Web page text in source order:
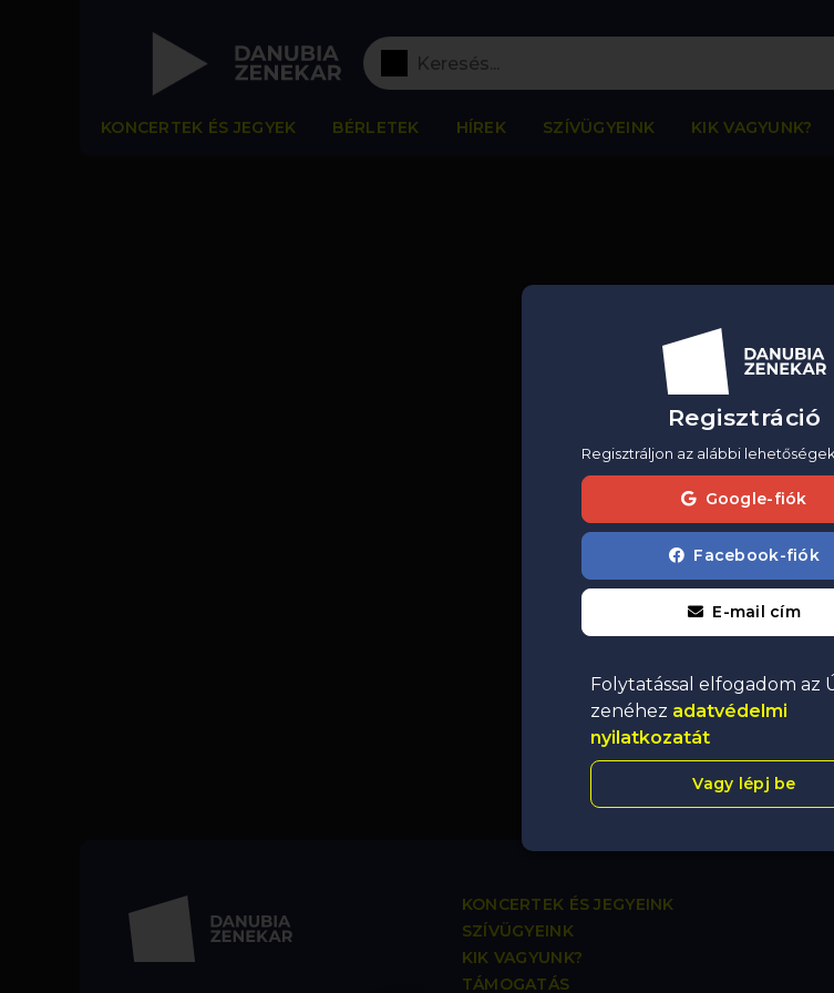
KONCERTEK ÉS JEGYEK BÉRLETEK HÍREK SZÍVÜGYEINK KIK VAGYUNK?
Regisztráció
Regisztráljon az alábbi
Google-fiók
Facebook-fiók
E-mail cím
Folytatással elfogadom az
zenéhez adatvédelmi
nyilatkozatát
Vagy lépj be
KONCERTEK ÉS JEGYEINK
SZÍVÜGYEINK
KIK VAGYUNK?
TÁMOGATÁS